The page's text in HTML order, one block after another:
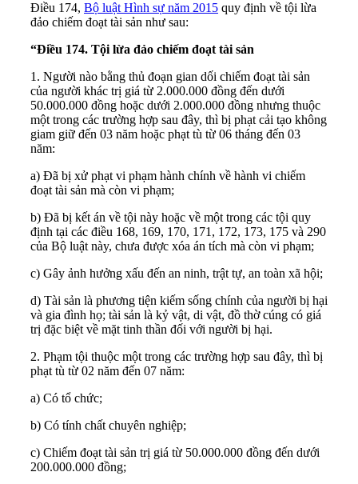
Điều 174, Bộ luật Hình sự năm 2015quy định về tội lừa
đảo chiếm đoạt tài sản như sau:
“Điều 174. Tội lừa đảo chiếm đoạt tài sản
1. Người nào bằng thủ đoạn gian dối chiếm đoạt tài sản
của người khác trị giá từ 2.000.000 đồng đến dưới
50.000.000 đồng hoặc dưới 2.000.000 đồng nhưng thuộc
một trong các trường hợp sau đây, thì bị phạt cải tạo không
giam giữ đến 03 năm hoặc phạt tù từ 06 tháng đến 03
năm:
a) Đã bị xử phạt vi phạm hành chính về hành vi chiếm
đoạt tài sản mà còn vi phạm;
b) Đã bị kết án về tội này hoặc về một trong các tội quy
định tại các điều 168, 169, 170, 171, 172, 173, 175 và 290
của Bộ luật này, chưa được xóa án tích mà còn vi phạm;
c) Gây ảnh hưởng xấu đến an ninh, trật tự, an toàn xã hội;
d) Tài sản là phương tiện kiếm sống chính của người bị hại
và gia đình họ; tài sản là kỷ vật, di vật, đồ thờ cúng có giá
trị đặc biệt về mặt tinh thần đối với người bị hại.
2. Phạm tội thuộc một trong các trường hợp sau đây, thì bị
phạt tù từ 02 năm đến 07 năm:
a) Có tổ chức;
b) Có tính chất chuyên nghiệp;
c) Chiếm đoạt tài sản trị giá từ 50.000.000 đồng đến dưới
200.000.000 đồng;